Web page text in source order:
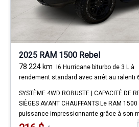
2025 RAM 1500 Rebel
78 224 km I6 Hurricane biturbo de 3 L à
rendement standard avec arrêt au ralenti
SYSTÈME 4WD ROBUSTE | CAPACITÉ DE
SIÈGES AVANT CHAUFFANTS Le RAM
puissance impressionnante grâce à son